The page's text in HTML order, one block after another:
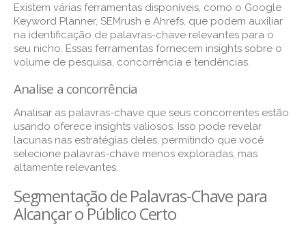
Existem várias ferramentas disponíveis, como o Google
Keyword Planner, SEMrush e Ahrefs, que podem auxiliar
na identificação de palavras-chave relevantes para o
seu nicho. Essas ferramentas fornecem insights sobre o
volume de pesquisa, concorrência e tendências.
Analise a concorrência
Analisar as palavras-chave que seus concorrentes estão
usando oferece insights valiosos. Isso pode revelar
lacunas nas estratégias deles, permitindo que você
selecione palavras-chave menos exploradas, mas
altamente relevantes.
Segmentação de Palavras-Chave para
Alcançar o Público Certo